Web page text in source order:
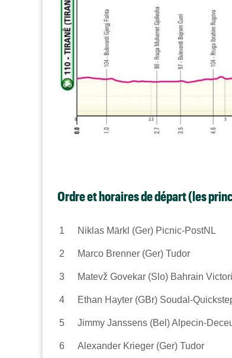
Ordre et horaires de départ (les
1 Niklas Märkl (Ger) Picnic-PostNL
2 Marco Brenner (Ger) Tudor
3 Matevž Govekar (Slo) Bahrain
4 Ethan Hayter (GBr) Soudal-
5 Jimmy Janssens (Bel) Alpecin-
6 Alexander Krieger (Ger) Tudor